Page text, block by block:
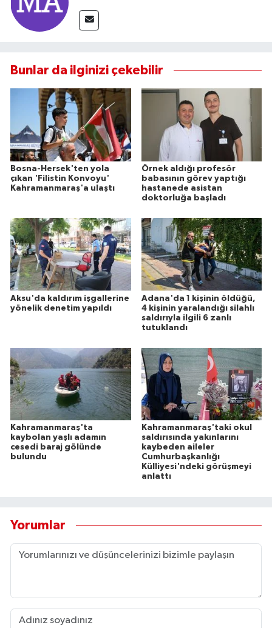
Bunlar da ilginizi çekebilir
Bosna-Hersek'ten yola
çıkan 'Filistin Konvoyu'
Kahramanmaraş'a ulaştı
Örnek aldığı profesör
babasının görev yaptığı
hastanede asistan
doktorluğa başladı
Aksu'da kaldırım işgallerine
yönelik denetim yapıldı
Adana'da 1 kişinin öldüğü,
4 kişinin yaralandığı silahlı
saldırıyla ilgili 6 zanlı
tutuklandı
Kahramanmaraş'ta
kaybolan yaşlı adamın
cesedi baraj gölünde
bulundu
Kahramanmaraş'taki okul
saldırısında yakınlarını
kaybeden aileler
Cumhurbaşkanlığı
Külliyesi'ndeki görüşmeyi
anlattı
Yorumlar